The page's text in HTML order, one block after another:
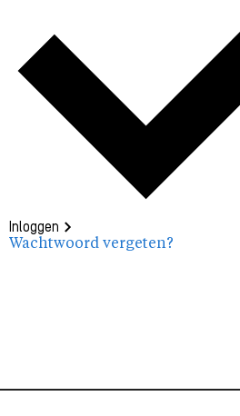
Inloggen
Wachtwoord vergeten?